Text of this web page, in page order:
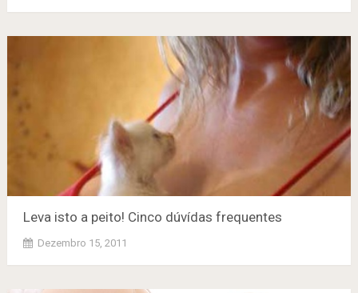
Leva isto a peito! Cinco dúvídas frequentes
Dezembro 15, 2011